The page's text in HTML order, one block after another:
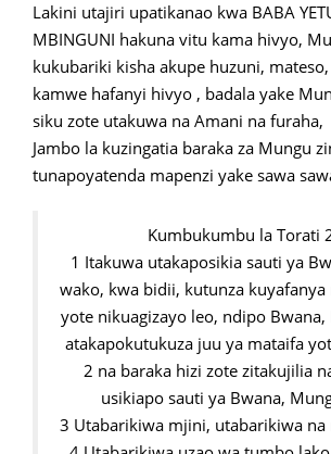
Lakini utajiri upatikanao kwa BABA
MBINGUNI hakuna vitu kama hivyo,
kukubariki kisha akupe huzuni,
kamwe hafanyi hivyo , badala yake
siku zote utakuwa na Amani na furaha,
Jambo la kuzingatia baraka za Mungu
tunapoyatenda mapenzi yake sawa
Kumbukumbu la Torati
1 Itakuwa utakaposikia sauti ya
wako, kwa bidii, kutunza kuyafanya
yote nikuagizayo leo, ndipo
atakapokutukuza juu ya mataifa
2 na baraka hizi zote zitakujilia
usikiapo sauti ya Bwana,
3 Utabarikiwa mjini, utabarikiwa na